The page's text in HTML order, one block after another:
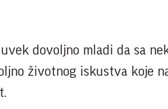
dovoljno mladi da sa
životnog iskustva koje